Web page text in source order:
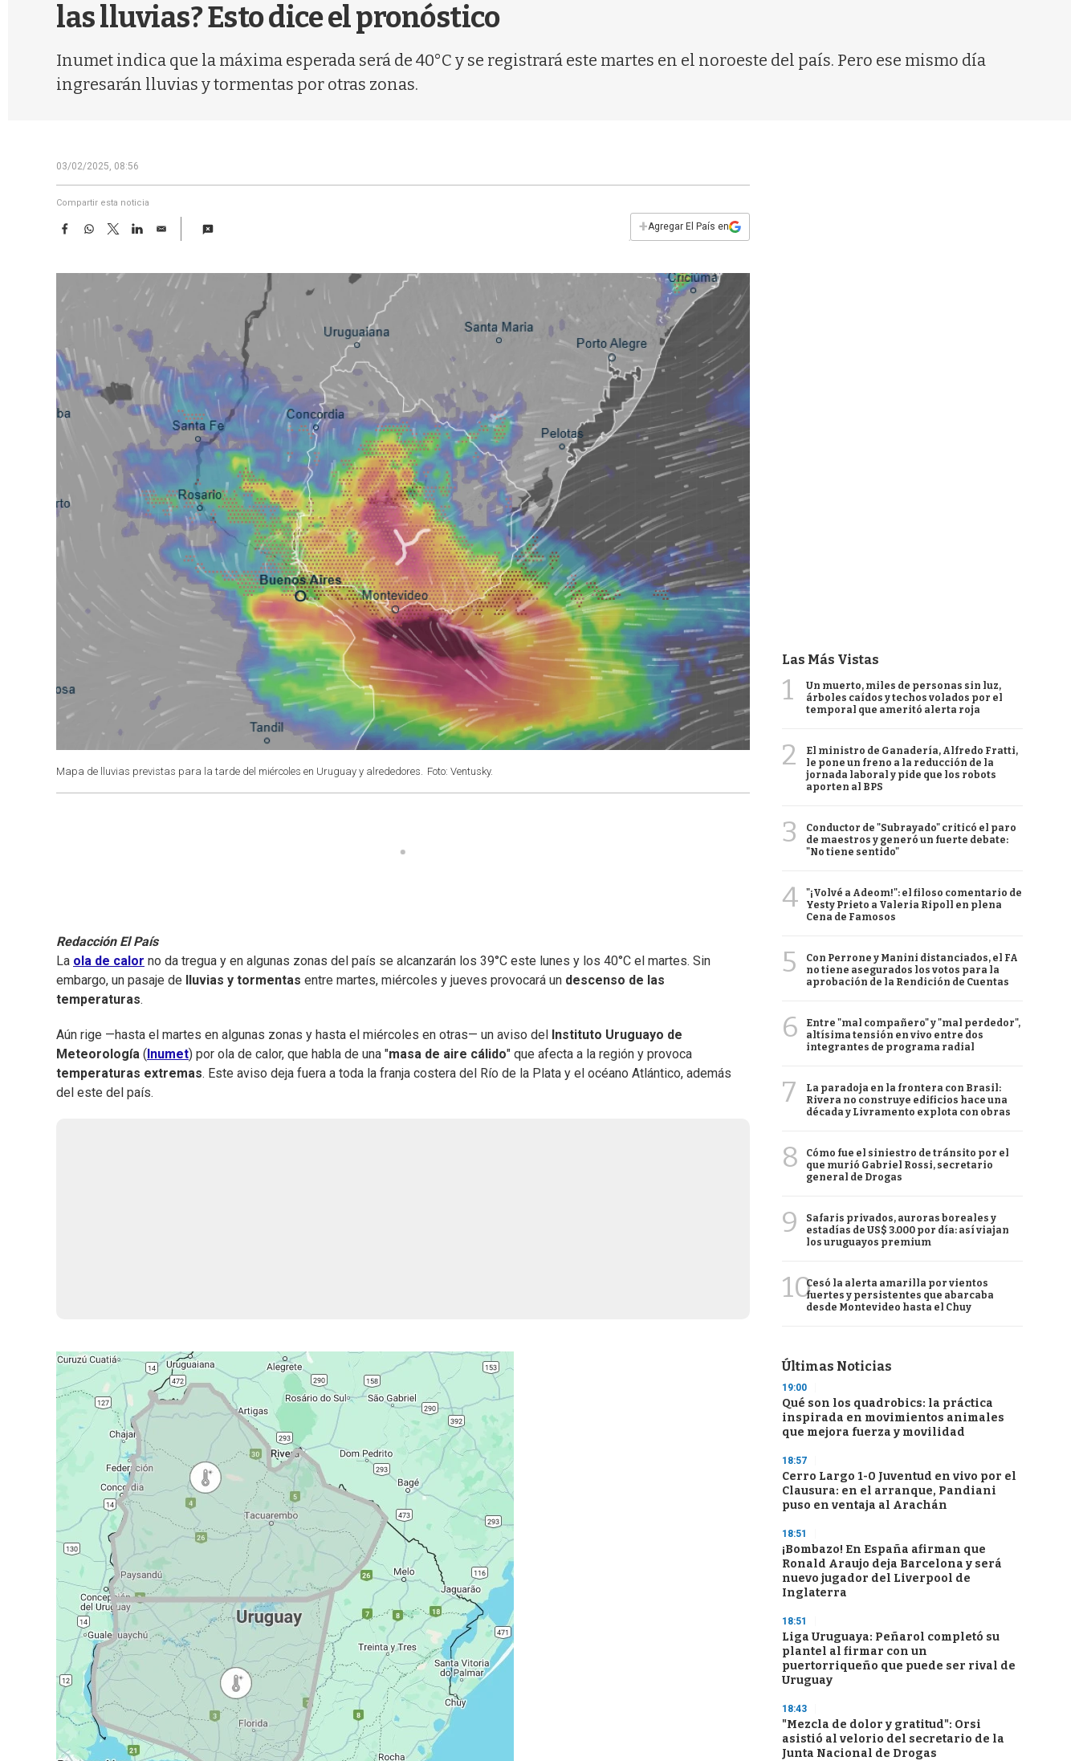
las lluvias? Esto dice el pronóstico
Inumet indica que la máxima esperada será de 40°C y se registrará este martes en el noroeste del país. Pero ese mismo día
ingresarán lluvias y tormentas por otras zonas.
03/02/2025, 08:56
Compartir esta noticia
F
e
W
t
p
T
w
t
L
k
e
d
n
E
i
+Agregar El País en
Mapa de lluvias previstas para la tarde del miércoles en Uruguay y alrededores. Foto: Ventusky.
Redacción El País
La ola de calor no da tregua y en algunas zonas del país se alcanzarán los 39°C este lunes y los 40°C el martes. Sin
embargo, un pasaje de
lluvias y tormentas entre martes, miércoles y jueves provocará un descenso de las
temperaturas.
Aún rige —hasta el martes en algunas zonas y hasta el miércoles en otras— un aviso del
Instituto Uruguayo de
Meteorología ( Inumet) por ola de calor, que habla de una "masa de aire cálido" que afecta a la región y provoca
temperaturas extremas. Este aviso deja fuera a toda la franja costera del Río de la Plata y el océano Atlántico, además
del este del país.
Las Más Vistas
1
Un muerto, miles de personas sin luz,
árboles caídos y techos volados por el
temporal que ameritó alerta roja
2
El ministro de Ganadería, Alfredo Fratti,
le pone un freno a la reducción de la
jornada laboral y pide que los robots
aporten al BPS
3
Conductor de "Subrayado" criticó el paro
de maestros y generó un fuerte debate:
"No tiene sentido"
4
"¡Volvé a Adeom!": el filoso comentario de
Yesty Prieto a Valeria Ripoll en plena
Cena de Famosos
5
Con Perrone y Manini distanciados, el FA
no tiene asegurados los votos para la
aprobación de la Rendición de Cuentas
6
Entre "mal compañero" y "mal perdedor",
altísima tensión en vivo entre dos
integrantes de programa radial
7
La paradoja en la frontera con Brasil:
Rivera no construye edificios hace una
década y Livramento explota con obras
8
Cómo fue el siniestro de tránsito por el
que murió Gabriel Rossi, secretario
general de Drogas
9
Safaris privados, auroras boreales y
estadías de US$ 3.000 por día: así viajan
los uruguayos premium
10Cesó la alerta amarilla por vientos
fuertes y persistentes que abarcaba
desde Montevideo hasta el Chuy
Últimas Noticias
19:00
Qué son los quadrobics: la práctica
inspirada en movimientos animales
que mejora fuerza y movilidad
18:57
Cerro Largo 1-0 Juventud en vivo por el
Clausura: en el arranque, Pandiani
puso en ventaja al Arachán
18:51
¡Bombazo! En España afirman que
Ronald Araujo deja Barcelona y será
nuevo jugador del Liverpool de
Inglaterra
18:51
Liga Uruguaya: Peñarol completó su
plantel al firmar con un
puertorriqueño que puede ser rival de
Uruguay
18:43
"Mezcla de dolor y gratitud": Orsi
asistió al velorio del secretario de la
Junta Nacional de Drogas